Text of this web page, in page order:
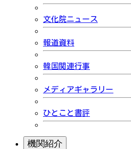
文化院ニュース
報道資料
韓国関連行事
メディアギャラリー
ひとこと書評
機関紹介